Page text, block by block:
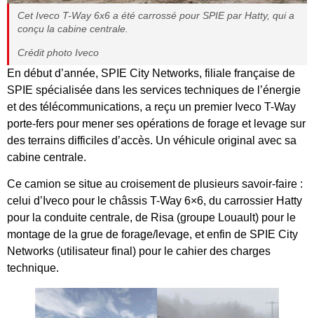
Cet Iveco T-Way 6x6 a été carrossé pour SPIE par Hatty, qui a
conçu la cabine centrale.
Crédit photo Iveco
En début d’année, SPIE City Networks, filiale française de
SPIE spécialisée dans les services techniques de l’énergie
et des télécommunications, a reçu un premier Iveco T-Way
porte-fers pour mener ses opérations de forage et levage sur
des terrains difficiles d’accès. Un véhicule original avec sa
cabine centrale.
Ce camion se situe au croisement de plusieurs savoir-faire :
celui d’Iveco pour le châssis T-Way 6×6, du carrossier Hatty
pour la conduite centrale, de Risa (groupe Louault) pour le
montage de la grue de forage/levage, et enfin de SPIE City
Networks (utilisateur final) pour le cahier des charges
technique.